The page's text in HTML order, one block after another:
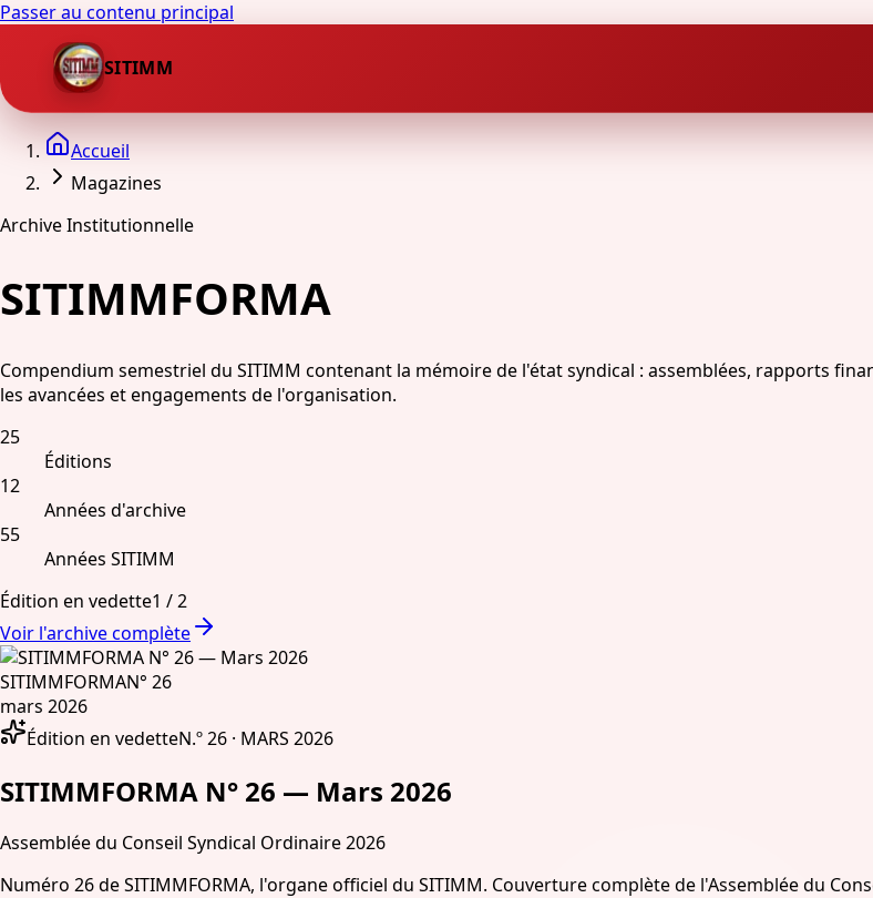
Passer au contenu principal
SITIMM
Accueil
Magazines
Archive Institutionnelle
SITIMMFORMA
Compendium semestriel du SITIMM contenant la mémoire de l'état syndical : assemblées, rapports
les avancées et engagements de l'organisation.
25
Éditions
12
Années d'archive
55
Années SITIMM
Édition en vedette1 /2
Voir l'archive complète
SITIMMFORMAN° 26
mars 2026
Édition en vedetteN.º 26 · MARS 2026
SITIMMFORMA N° 26 — Mars 2026
Assemblée du Conseil Syndical Ordinaire 2026
Numéro 26 de SITIMMFORMA, l'organe officiel du SITIMM. Couverture complète de l'Assemblée du